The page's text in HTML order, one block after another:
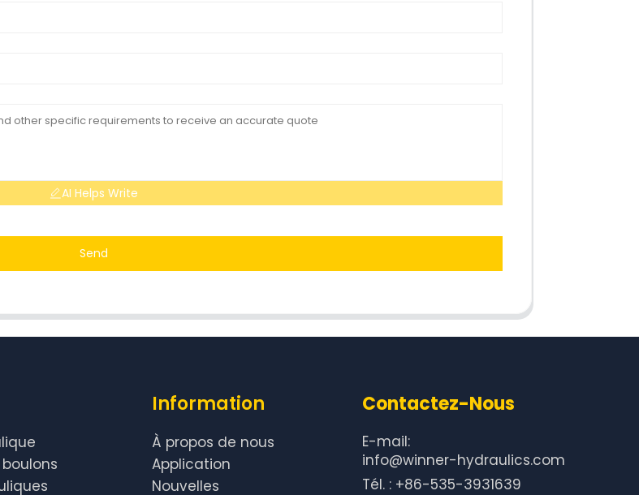
AI Helps Write
Send
Information
À propos de nous
Application
Nouvelles
Contactez-Nous
E-mail:
info@winner-hydraulics.com
Tél. : +86-535-3931639